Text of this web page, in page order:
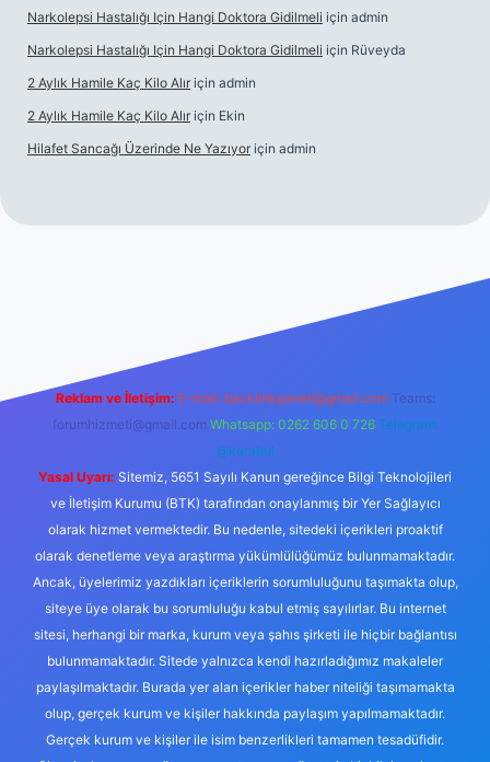
Narkolepsi Hastalığı Için Hangi Doktora Gidilmeli için admin
Narkolepsi Hastalığı Için Hangi Doktora Gidilmeli için Rüveyda
2 Aylık Hamile Kaç Kilo Alır için admin
2 Aylık Hamile Kaç Kilo Alır için Ekin
Hilafet Sancağı Üzerinde Ne Yazıyor için admin
Reklam ve İletişim: E-mail: backlinkpaneli@gmail.com Teams:
forumhizmeti@gmail.com Whatsapp: 0262 606 0 726 Telegram:
@karabul
Yasal Uyarı: Sitemiz, 5651 Sayılı Kanun gereğince Bilgi Teknolojileri
ve İletişim Kurumu (BTK) tarafından onaylanmış bir Yer Sağlayıcı
olarak hizmet vermektedir. Bu nedenle, sitedeki içerikleri proaktif
olarak denetleme veya araştırma yükümlülüğümüz bulunmamaktadır.
Ancak, üyelerimiz yazdıkları içeriklerin sorumluluğunu taşımakta olup,
siteye üye olarak bu sorumluluğu kabul etmiş sayılırlar. Bu internet
sitesi, herhangi bir marka, kurum veya şahıs şirketi ile hiçbir bağlantısı
bulunmamaktadır. Sitede yalnızca kendi hazırladığımız makaleler
paylaşılmaktadır. Burada yer alan içerikler haber niteliği taşımamakta
olup, gerçek kurum ve kişiler hakkında paylaşım yapılmamaktadır.
Gerçek kurum ve kişiler ile isim benzerlikleri tamamen tesadüfidir.